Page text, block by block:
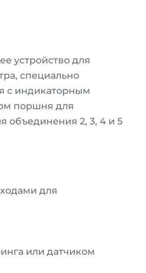
устройство для
специально
с индикаторным
поршня для
объединения 2, 3, 4 и 5
для
или датчиком